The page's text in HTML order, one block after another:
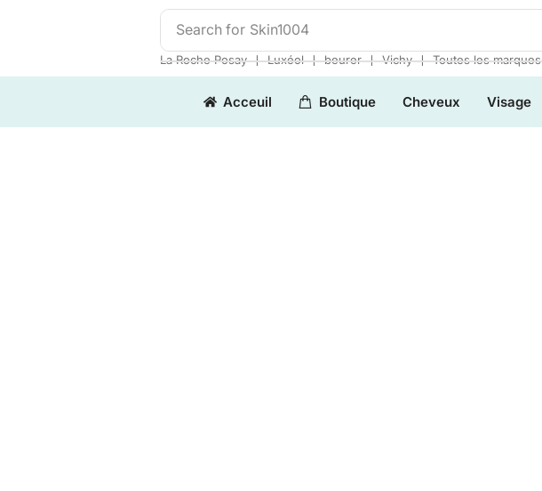
Search for Skin1004
La Roche Posay ❘ Luxéol ❘ beurer ❘ Vichy ❘ Toutes les marques
Acceuil Boutique Cheveux Visage